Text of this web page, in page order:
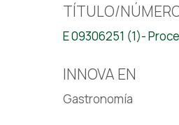
TÍTULO/
E 09306251 (1)-
INNOVA EN
Gastronomía